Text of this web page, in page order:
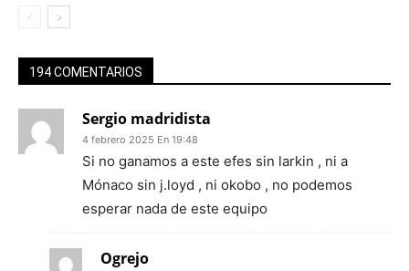
194 COMENTARIOS
Sergio madridista
4 febrero 2025 En 19:48
Si no ganamos a este efes sin larkin , ni a
Mónaco sin j.loyd , ni okobo , no podemos
esperar nada de este equipo
Ogrejo